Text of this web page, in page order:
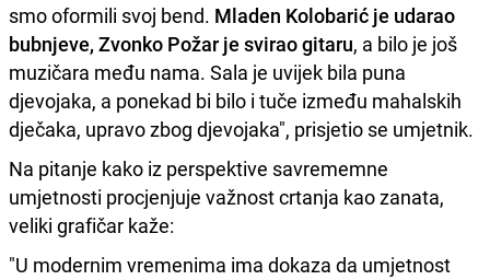
smo oformili svoj bend. Mladen Kolobarić je udarao
bubnjeve, Zvonko Požar je svirao gitaru, a bilo je još
muzičara među nama. Sala je uvijek bila puna
djevojaka, a ponekad bi bilo i tuče između mahalskih
dječaka, upravo zbog djevojaka", prisjetio se umjetnik.
Na pitanje kako iz perspektive savrememne
umjetnosti procjenjuje važnost crtanja kao zanata,
veliki grafičar kaže:
"U modernim vremenima ima dokaza da umjetnost